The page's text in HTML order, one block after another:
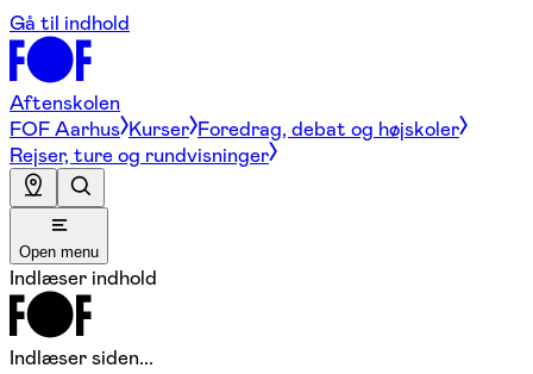
Gå til indhold
Aftenskolen
FOF Aarhus Kurser Foredrag, debat og højskoler
Rejser, ture og rundvisninger
Open menu
Indlæser indhold
Indlæser siden...